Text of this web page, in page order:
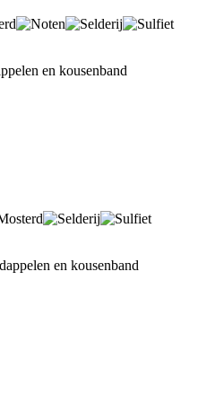
en kousenband
en kousenband